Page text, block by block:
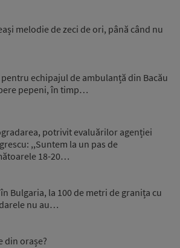
melodie de zeci de ori, până când nu
echipajul de ambulanță din Bacău
pepeni, în timp…
potrivit evaluărilor agenției
,,Suntem la un pas de
18-20…
Bulgaria, la 100 de metri de granița cu
nu au…
din orașe?